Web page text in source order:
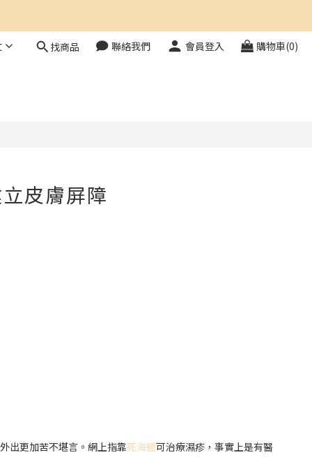
找商品 聯絡我們 會員登入 購物車(0)
皮膚屏障
出更加苦不堪言。網上指靠死海鹽可治療濕疹，事實上是有醫